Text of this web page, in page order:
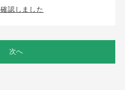
確認しました
次へ